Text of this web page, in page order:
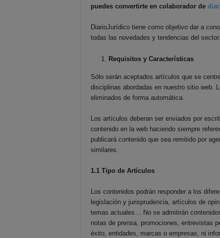
puedes convertirte en colaborador de
DiarioJurídico tiene como objetivo dar a
todas las novedades y tendencias del sector.
Requisitos y Características
Sólo serán aceptados artículos que se
disciplinas abordadas en nuestro sitio web.
eliminados de forma automática.
Los artículos deberan ser enviados por
contenido en la web haciendo siempre
publicará contenido que sea remitido por
similares.
1.1 Tipo de Artículos
Los contenidos podrán responder a los
legislación y jurisprudencia, artículos de
temas actuales… No se admitirán
notas de prensa, promociones, entrevistas
éxito, entidades, marcas o empresas, ni